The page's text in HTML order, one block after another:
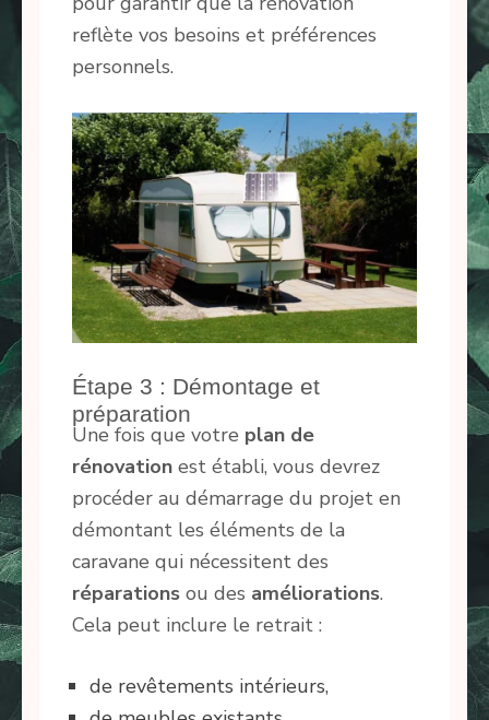
reflète vos besoins et préférences
personnels.
Étape 3 : Démontage et
préparation
Une fois que votre plan de
rénovation est établi, vous devrez
procéder au démarrage du projet en
démontant les éléments de la
caravane qui nécessitent des
réparations ou des améliorations.
Cela peut inclure le retrait :
de revêtements intérieurs,